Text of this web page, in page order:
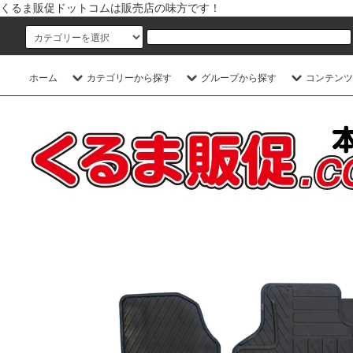
くるま販促ドットコムは販売店の味方です！
ホーム カテゴリーから探す グループから探す コンテン